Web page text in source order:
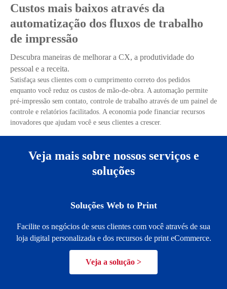
Custos mais baixos através da
automatização dos fluxos de trabalho
de impressão
Descubra maneiras de melhorar a CX, a produtividade do
pessoal e a receita.
Satisfaça seus clientes com o cumprimento correto dos pedidos
enquanto você reduz os custos de mão-de-obra. A automação permite
pré-impressão sem contato, controle de trabalho através de um painel de
controle e relatórios facilitados. A economia pode financiar recursos
inovadores que ajudam você e seus clientes a crescer.
Veja mais sobre nossos serviços e
soluções
Soluções Web to Print
Facilite os negócios de seus clientes com você através de sua
loja digital personalizada e dos recursos de print eCommerce.
Veja a solução